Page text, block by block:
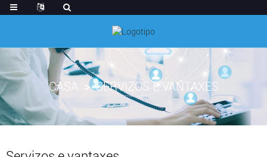
CASA SERVIZOS E VANTAXES